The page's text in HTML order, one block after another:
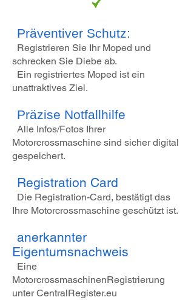
Präventiver Schutz:
Registrieren Sie Ihr Moped und
schrecken Sie Diebe ab.
Ein registriertes Moped ist ein
unattraktives Ziel.
Präzise Notfallhilfe
Alle Infos/Fotos Ihrer
Motorcrossmaschine sind sicher digital
gespeichert.
Registration Card
Die Registration-Card, bestätigt das
Ihre Motorcrossmaschine geschützt ist.
anerkannter
Eigentumsnachweis
Eine
MotorcrossmaschinenRegistrierung
unter CentralRegister.eu